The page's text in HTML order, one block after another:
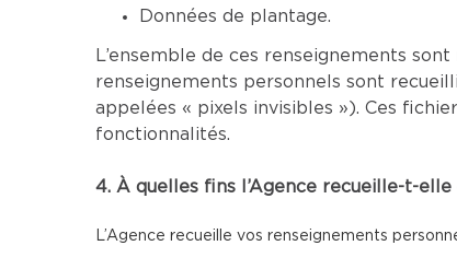
Données de plantage.
L’ensemble de ces renseignements
renseignements personnels sont
appelées « pixels invisibles »). Ces
fonctionnalités.
4. À quelles fins l’Agence recueille-t-
L’Agence recueille vos renseignements